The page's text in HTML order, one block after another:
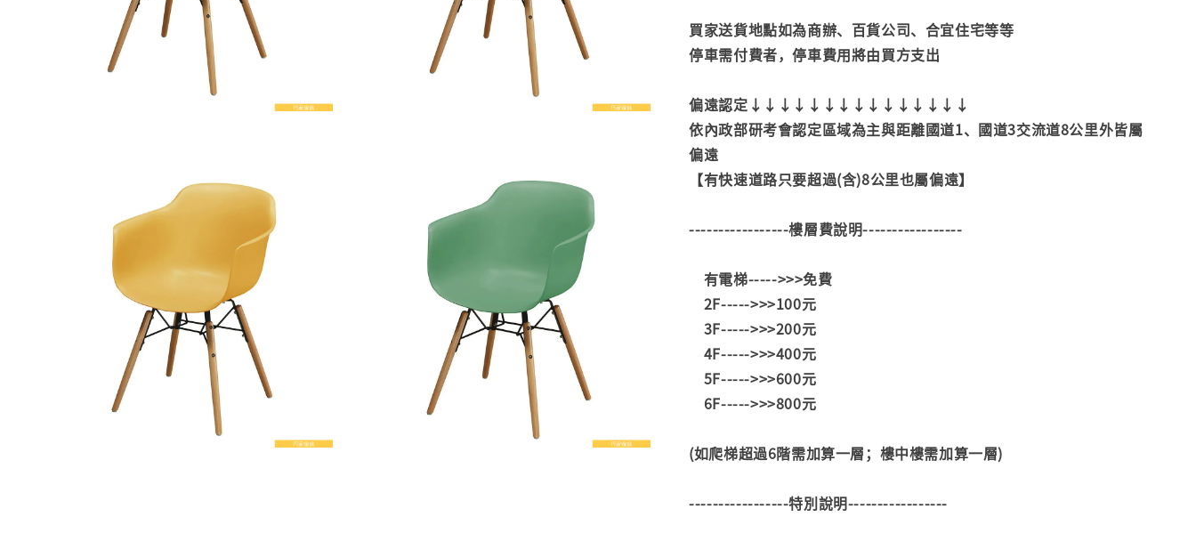
買家送貨地點如為商辦、百貨公司、合宜住宅等等
停車需付費者，停車費用將由買方支出
偏遠認定↓↓↓↓↓↓↓↓↓↓↓↓↓↓↓
依內政部研考會認定區域為主與距離國道1、國道3交流道8公里外皆屬
偏遠
【有快速道路只要超過(含)8公里也屬偏遠】
-----------------樓層費說明-----------------
有電梯----->>>免費
2F----->>>100元
3F----->>>200元
4F----->>>400元
5F----->>>600元
6F----->>>800元
(如爬梯超過6階需加算一層；樓中樓需加算一層)
-----------------特別說明-----------------